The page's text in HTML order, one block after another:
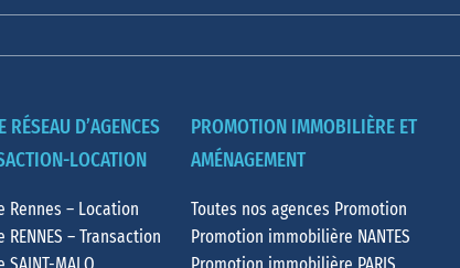
RÉSEAU D’AGENCES
LOCATION
Rennes – Location
RENNES – Transaction
PROMOTION IMMOBILIÈRE ET
AMÉNAGEMENT
Toutes nos agences Promotion
Promotion immobilière NANTES